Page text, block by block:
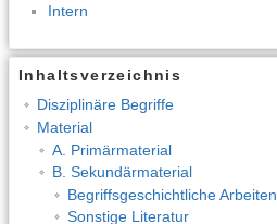
Intern
Inhaltsverzeichnis
Disziplinäre Begriffe
Material
A. Primärmaterial
B. Sekundärmaterial
Begriffsgeschichtliche Arbeiten
Sonstige Literatur